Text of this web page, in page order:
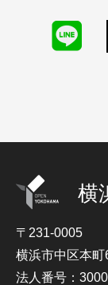
横
〒231-0005
横浜市中区本
法人番号：